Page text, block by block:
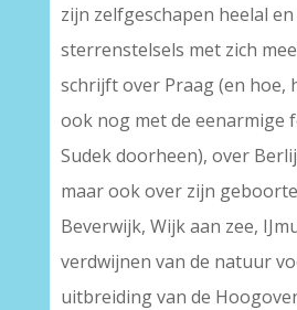
zijn zelfgeschapen heelal
sterrenstelsels met zich
schrijft over Praag (en hoe,
ook nog met de eenarmige
Sudek doorheen), over
maar ook over zijn
Beverwijk, Wijk aan zee,
verdwijnen van de natuur
uitbreiding van de